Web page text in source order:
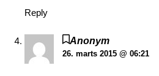
Reply
Anonym
26. marts 2015 @ 06:21